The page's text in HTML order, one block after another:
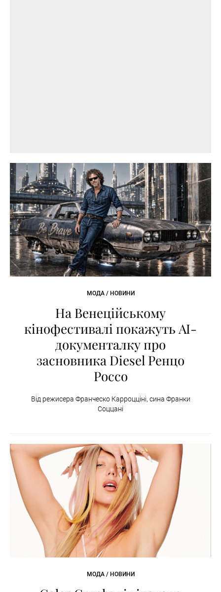
МОДА / НОВИНИ
На Венеційському
кінофестивалі покажуть AI-
документалку про
засновника Diesel Ренцо
Россо
Від режисера Франческо Карроцціні, сина Франки
Соццані
МОДА / НОВИНИ